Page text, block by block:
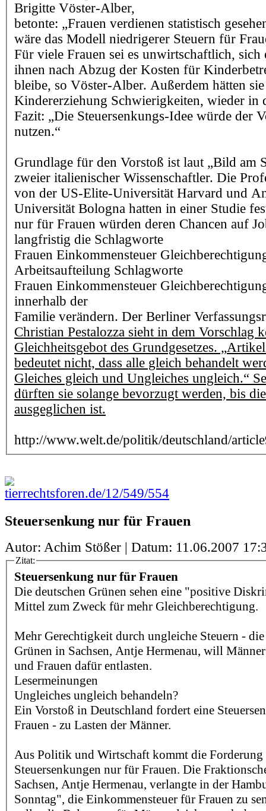
Brigitte Vöster-Alber,
betonte: „Frauen verdienen statistisch
wäre das Modell niedrigerer Steuern für
Für viele Frauen sei es unwirtschaftlich, sich
ihnen nach Abzug der Kosten für
bleibe, so Vöster-Alber. Außerdem hätten
Kindererziehung Schwierigkeiten, wieder in
Fazit: „Die Steuersenkungs-Idee würde der
nutzen.“
Grundlage für den Vorstoß ist laut „Bild am
zweier italienischer Wissenschaftler. Die
von der US-Elite-Universität Harvard und
Universität Bologna hatten in einer Studie
nur für Frauen würden deren Chancen auf
langfristig die Schlagworte
Frauen Einkommensteuer
Arbeitsaufteilung Schlagworte
Frauen Einkommensteuer
innerhalb der
Familie verändern. Der Berliner
Christian Pestalozza sieht in dem Vorschlag
Gleichheitsgebot des Grundgesetzes.
bedeutet nicht, dass alle gleich behandelt
Gleiches gleich und Ungleiches ungleich.“
dürften sie solange bevorzugt werden, bis
ausgeglichen ist.
http://www.welt.de/politik/deutschland/
tierrechtsforen.de/12/549/554
Steuersenkung nur für Frauen
Autor: Achim Stößer | Datum: 11.06.2007
Zitat:
Steuersenkung nur für Frauen
Die deutschen Grünen sehen eine "positive
Mittel zum Zweck für mehr Gleichberechtigung.
Mehr Gerechtigkeit durch ungleiche Steuern -
Grünen in Sachsen, Antje Hermenau, will
und Frauen dafür entlasten.
Lesermeinungen
Ungleiches ungleich behandeln?
Ein Vorstoß in Deutschland fordert eine
Frauen - zu Lasten der Männer.
Aus Politik und Wirtschaft kommt die Forderung
Steuersenkungen nur für Frauen. Die
Sachsen, Antje Hermenau, verlangte in der
Sonntag", die Einkommensteuer für Frauen zu